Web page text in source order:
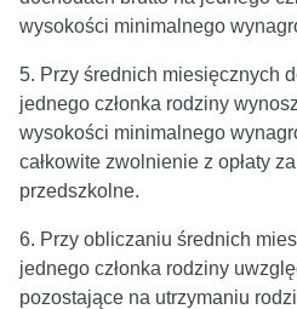
wysokości minimalnego
5. Przy średnich miesięcznych
jednego członka rodziny
wysokości minimalnego
całkowite zwolnienie z opłaty
przedszkolne.
6. Przy obliczaniu średnich
jednego członka rodziny
pozostające na utrzymaniu